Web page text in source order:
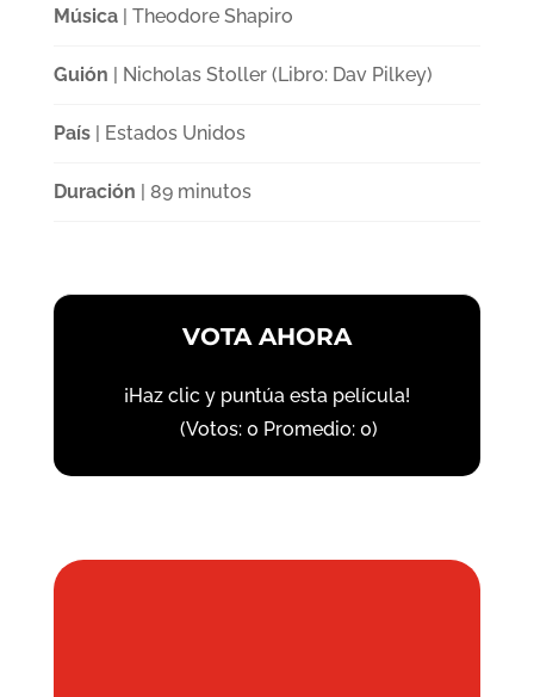
Música| Theodore Shapiro
Guión | Nicholas Stoller (Libro: Dav Pilkey)
País| Estados Unidos
Duración | 89 minutos
VOTA AHORA
¡Haz clic y puntúa esta película!
(Votos: 0 Promedio: 0)